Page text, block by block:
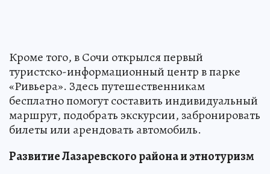
Кроме того, в Сочи открылся первый
туристско-информационный центр в парке
«Ривьера». Здесь путешественникам
бесплатно помогут составить индивидуальный
маршрут, подобрать экскурсии, забронировать
билеты или арендовать автомобиль.
Развитие Лазаревского района и этнотуризм